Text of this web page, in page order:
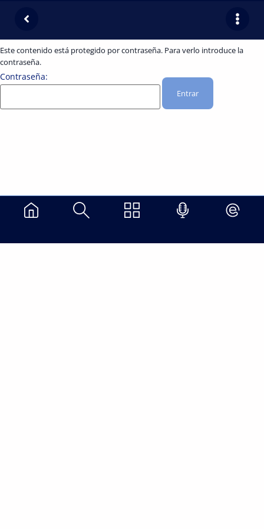
Este contenido está protegido por contraseña. Para verlo introduce la
contraseña.
Contraseña: